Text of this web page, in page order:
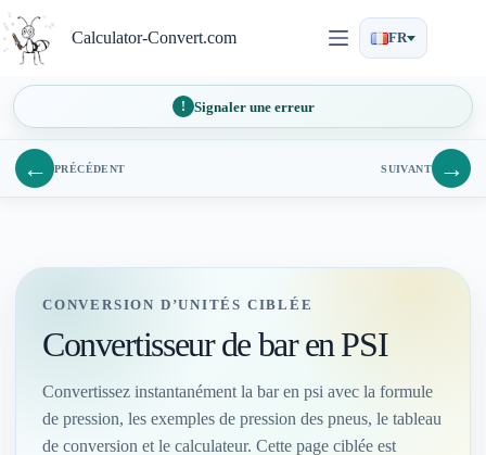
au
contenu
Calculator-Convert.com FR
Signaler une erreur
← PRÉCÉDENT SUIVANT →
CONVERSION D’UNITÉS CIBLÉE
Convertisseur de bar en PSI
Convertissez instantanément la bar en psi avec la formule
de pression, les exemples de pression des pneus, le tableau
de conversion et le calculateur. Cette page ciblée est